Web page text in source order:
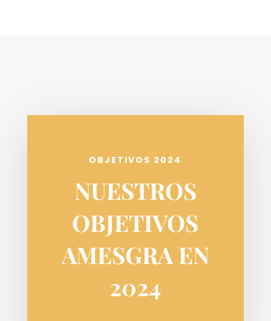
OBJETIVOS 2024
NUESTROS
OBJETIVOS
AMESGRA EN
2024